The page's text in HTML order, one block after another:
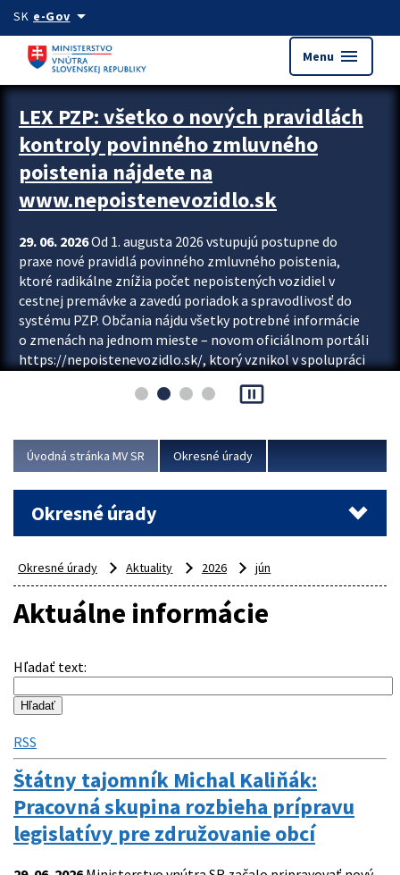
Preskocit na hlavný obsah
SK e-Govarrow_drop_down
Menu menu
Zastavit automatický posun upútavok
LEX PZP: všetko o nových pravidlách
kontroly povinného zmluvného
poistenia nájdete na
www.nepoistenevozidlo.sk
29. 06. 2026Od 1. augusta 2026 vstupujú postupne do
praxe nové pravidlá povinného zmluvného poistenia,
ktoré radikálne znížia počet nepoistených vozidiel v
cestnej premávke a zavedú poriadok a spravodlivosť do
systému PZP. Občania nájdu všetky potrebné informácie
o zmenách na jednom mieste – novom oficiálnom portáli
https://nepoistenevozidlo.sk/, ktorý vznikol v spolupráci
asociácie poisťovní (SLASPO) a Ministerstva vnútra SR.
Viac
pause_presentation
Úvodná stránka MV SR Okresné úrady
Okresné úrady
Okresné úrady Aktuality 2026 jún
Aktuálne informácie
Hľadať text:
RSS
Štátny tajomník Michal Kaliňák:
Pracovná skupina rozbieha prípravu
legislatívy pre združovanie obcí